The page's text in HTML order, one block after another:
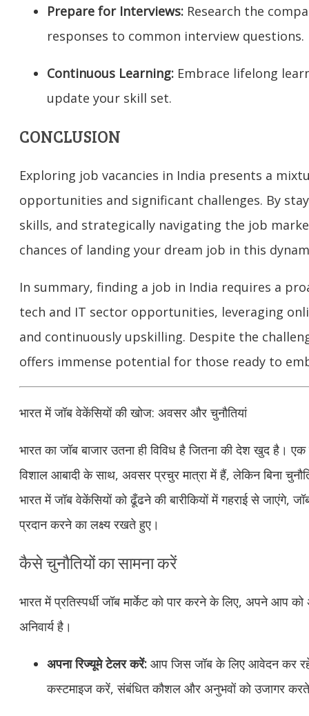
Prepare for Interviews: Research the
responses to common interview questions.
Continuous Learning: Embrace lifelong
update your skill set.
CONCLUSION
Exploring job vacancies in India presents a
opportunities and significant challenges. By
skills, and strategically navigating the job
chances of landing your dream job in this
In summary, finding a job in India requires a
tech and IT sector opportunities, leveraging
and continuously upskilling. Despite the
offers immense potential for those ready to
भारत में जॉब वेकेंसियों की खोज: अवसर और चुनौतियां
भारत का जॉब बाजार उतना ही विविध है जितना की देश खुद है।
विशाल आबादी के साथ, अवसर प्रचुर मात्रा में हैं, लेकिन बिना
भारत में जॉब वेकेंसियों को ढूँढने की बारीकियों में गहराई से जाएंगे,
प्रदान करने का लक्ष्य रखते हुए।
कैसे चुनौतियों का सामना करें
भारत में प्रतिस्पर्धी जॉब मार्केट को पार करने के लिए, अपने आप
अनिवार्य है।
अपना रिज्यूमे टेलर करें: आप जिस जॉब के लिए आवेदन कर
कस्टमाइज करें, संबंधित कौशल और अनुभवों को उजागर